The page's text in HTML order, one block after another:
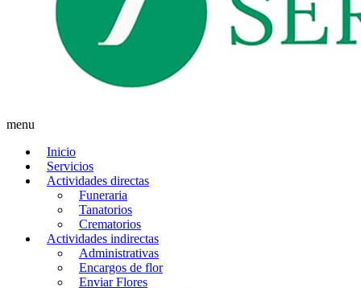
menu
Inicio
Servicios
Actividades directas
Funeraria
Tanatorios
Crematorios
Actividades indirectas
Administrativas
Encargos de flor
Enviar Flores